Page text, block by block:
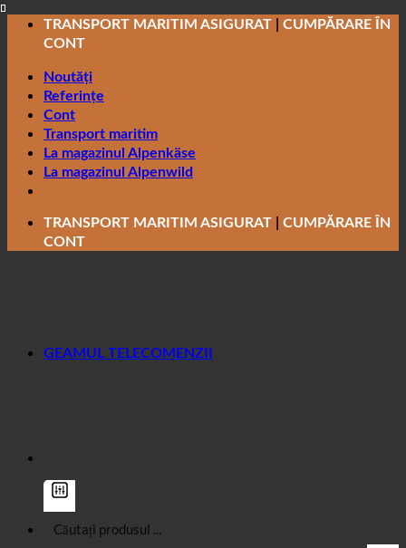
Salt
TRANSPORT MARITIM ASIGURAT
CUMPĂRARE ÎN
CONT
Noutăți
Referințe
Cont
Transport maritim
La magazinul Alpenkäse
La magazinul Alpenwild
TRANSPORT MARITIM ASIGURAT
CUMPĂRARE ÎN
CONT
GEAMUL TELECOMENZII